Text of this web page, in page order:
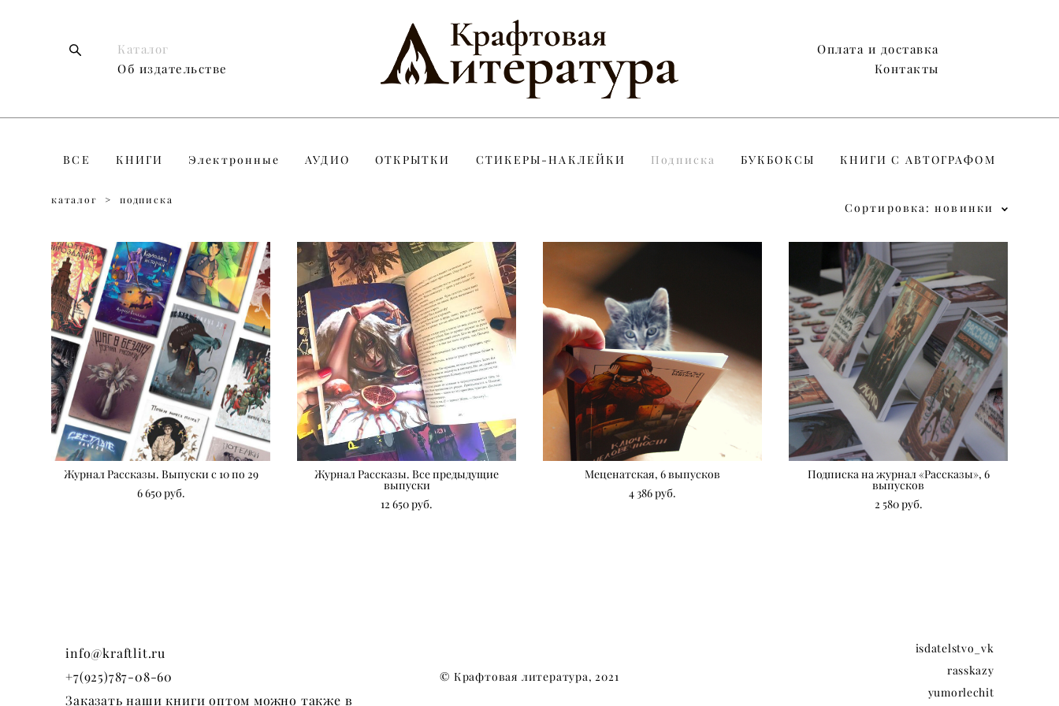
Каталог
Об издательстве
Оплата и доставка
Контакты
Каталог
Об издательстве
Оплата и доставка
Контакты
ВСЕ КНИГИ Электронные АУДИО ОТКРЫТКИ СТИКЕРЫ-НАКЛЕЙКИ Подписка БУКБОКСЫ КНИГИ С АВТОГРАФОМ
каталог > подписка
Сортировка: новинки
Журнал Рассказы. Выпуски с 10 по 29
6 650 pуб.
Журнал Рассказы. Все предыдущие
выпуски
12 650 pуб.
Меценатская, 6 выпусков
4 386 pуб.
Подписка на журнал «‎Рассказы», 6
выпусков
2 580 pуб.
info@kraftlit.ru
+7(925)787-08-60
Заказать наши книги оптом можно также в
© Крафтовая литература, 2021
isdatelstvo_vk
rasskazy
yumorlechit